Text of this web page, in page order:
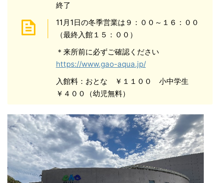
終了
11月1日の冬季営業は９：００～１６：００
（最終入館１５：００）
＊来所前に必ずご確認ください
https://www.gao-aqua.jp/
入館料：おとな ￥１１００ 小中学生
￥４００（幼児無料）